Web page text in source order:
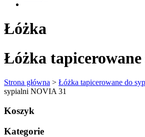
Łóżka
Łóżka
Strona główna > Łóżka tapicerowane do
sypialni NOVIA 31
Koszyk
Kategorie